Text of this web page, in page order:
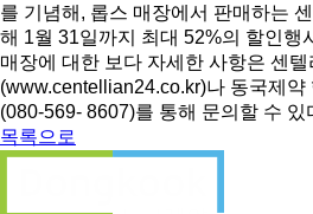
를 기념해, 롭스 매장에서 판매하는
해 1월 31일까지 최대 52%의 할인행
매장에 대한 보다 자세한 사항은 센
(www.centellian24.co.kr)나 동국제약
(080-569- 8607)를 통해 문의할 수 있
목록으로